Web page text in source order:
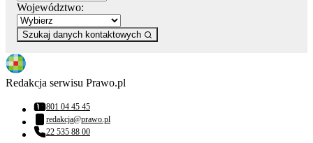
Województwo:
Szukaj danych kontaktowych
Redakcja serwisu Prawo.pl
Numer telefonu:
801 04 45 45
Adres email:
redakcja@prawo.pl
Numer telefonu:
22 535 88 00